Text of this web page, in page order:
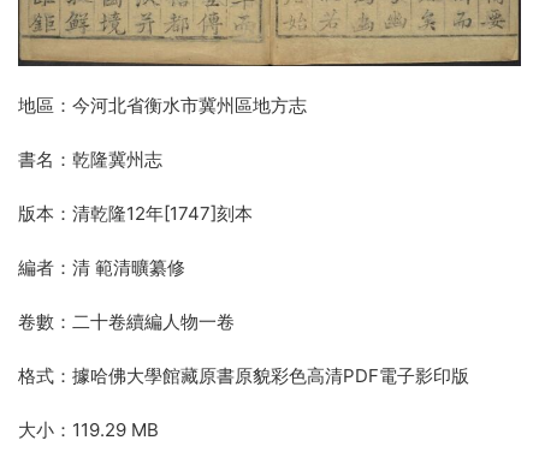
地區：今河北省衡水市冀州區地方志
書名：乾隆冀州志
版本：清乾隆12年[1747]刻本
編者：清 範清曠纂修
卷數：二十卷續編人物一卷
格式：據哈佛大學館藏原書原貌彩色高清PDF電子影印版
大小：119.29 MB